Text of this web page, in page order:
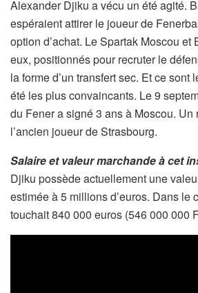
Alexander Djiku a vécu un été agité.
espéraient attirer le joueur de
option d’achat. Le Spartak Moscou et
eux, positionnés pour recruter le
la forme d’un transfert sec. Et ce sont
été les plus convaincants. Le 9
du Fener a signé 3 ans à Moscou.
l’ancien joueur de Strasbourg.
Salaire et valeur marchande à cet
Djiku possède actuellement une
estimée à 5 millions d’euros. Dans le
touchait 840 000 euros (546 000 000